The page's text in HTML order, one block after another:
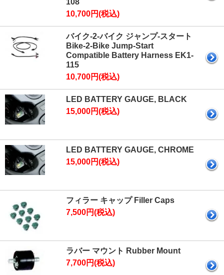
108
10,700円(税込)
バイク-2-バイク ジャンプ-スタート
Bike-2-Bike Jump-Start
Compatible Battery Harness EK1-
115
10,700円(税込)
LED BATTERY GAUGE, BLACK
15,000円(税込)
LED BATTERY GAUGE, CHROME
15,000円(税込)
フィラー キャップ Filler Caps
7,500円(税込)
ラバー マウント Rubber Mount
7,700円(税込)